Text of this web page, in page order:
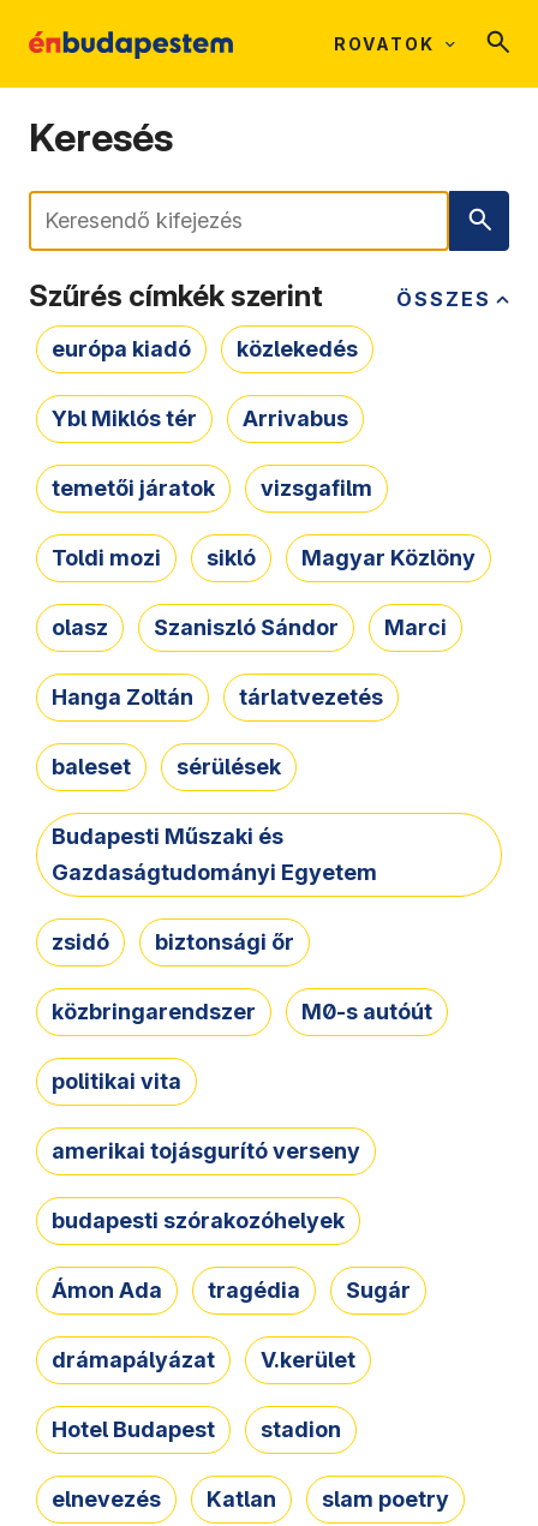
ROVATOK
Keresés
Keresés
ÖSSZES
Szűrés címkék szerint
európa kiadó közlekedés
Ybl Miklós tér Arrivabus
temetői járatok vizsgafilm
Toldi mozi sikló Magyar Közlöny
olasz Szaniszló Sándor Marci
Hanga Zoltán tárlatvezetés
baleset sérülések
Budapesti Műszaki és
Gazdaságtudományi Egyetem
zsidó biztonsági őr
közbringarendszer M0-s autóút
politikai vita
amerikai tojásgurító verseny
budapesti szórakozóhelyek
Ámon Ada tragédia Sugár
drámapályázat V.kerület
Hotel Budapest stadion
elnevezés Katlan slam poetry